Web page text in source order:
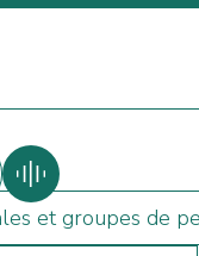
et groupes de